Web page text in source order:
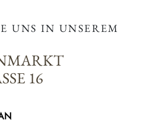
UNS IN UNSEREM
16